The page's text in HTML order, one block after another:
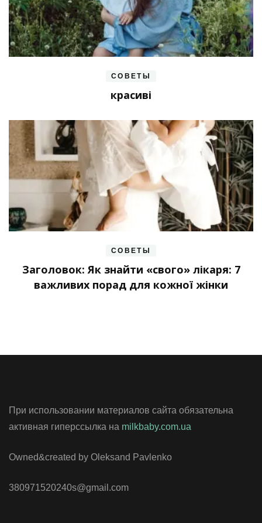
СОВЕТЫ
красиві
СОВЕТЫ
Заголовок: Як знайти «свого» лікаря: 7
важливих порад для кожної жінки
При использовании материалов сайта обязательна
активная гиперссылка на milkbaby.com.ua
Owned&created by Oleksand Pavlenko
380971520240s@gmail.com